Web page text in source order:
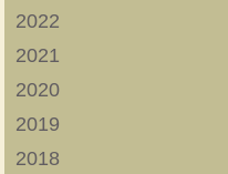
2022
2021
2020
2019
2018